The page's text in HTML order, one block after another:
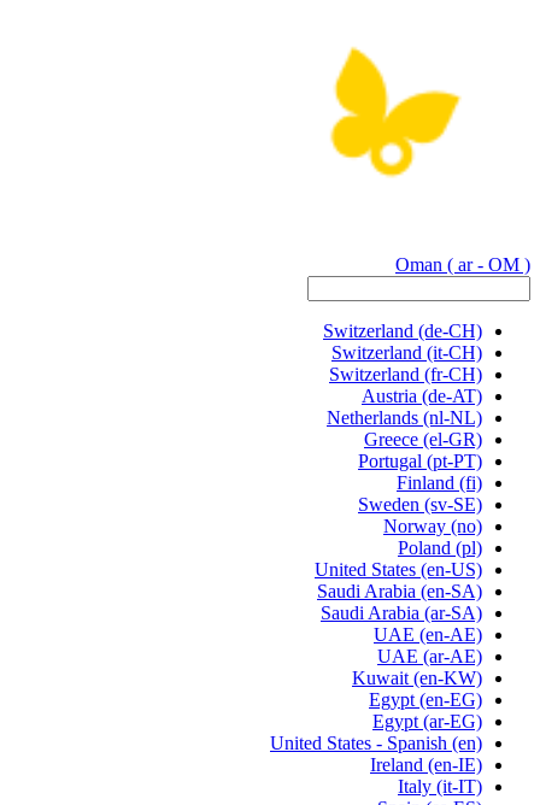
Oman ( ar - OM )
Switzerland (de-CH)
Switzerland (it-CH)
Switzerland (fr-CH)
Austria (de-AT)
Netherlands (nl-NL)
Greece (el-GR)
Portugal (pt-PT)
Finland (fi)
Sweden (sv-SE)
Norway (no)
Poland (pl)
United States (en-US)
Saudi Arabia (en-SA)
Saudi Arabia (ar-SA)
UAE (en-AE)
UAE (ar-AE)
Kuwait (en-KW)
Egypt (en-EG)
Egypt (ar-EG)
United States - Spanish (en)
Ireland (en-IE)
Italy (it-IT)